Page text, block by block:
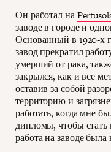
Он работал на
заводе в городе и
Основанный в 1920-х
завод прекратил
умерший от рака,
закрылся, как и все
оставив за собой
территорию и
работать, когда мне
дипломы, чтобы
работа на заводе